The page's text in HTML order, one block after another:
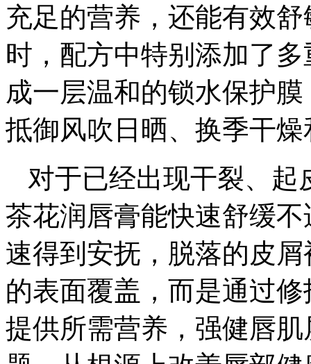
充足的营养，还能有效
时，配方中特别添加了
成一层温和的锁水保护
抵御风吹日晒、换季干
对于已经出现干裂、
茶花润唇膏能快速舒缓
速得到安抚，脱落的皮
的表面覆盖，而是通过
提供所需营养，强健唇